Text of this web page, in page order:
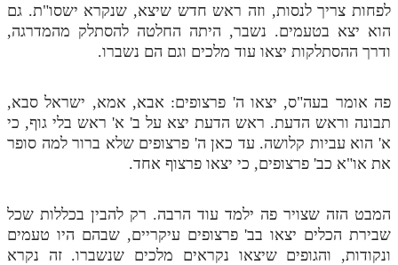
לפחות צריך לנסות, וזה ראש חדש שיצא, שנקרא ישסו"ת. גם
הוא יצא בטעמים. נשבר, היתה החלטה להסתלק מהמדרגה,
ודרך ההסתלקות יצאו עוד מלכים וגם הם נשברו.
פה אומר בעה"ס, יצאו ה' פרצופים: אבא, אמא, ישראל סבא,
תבונה וראש הדעת. ראש הדעת יצא על ב' א' ראש בלי גוף, כי
א' הוא עביות קלושה. עד כאן ה' פרצופים שלא ברור למה סופר
את או"א כב' פרצופים, כי יצאו פרצוף אחד.
המבט הזה שצויר פה ילמד עוד הרבה. רק להבין בכללות שכל
שבירת הכלים יצאו בב' פרצופים עיקריים, שבהם היו טעמים
ונקודות, והגופים שיצאו נקראים מלכים שנשברו. זה נקרא